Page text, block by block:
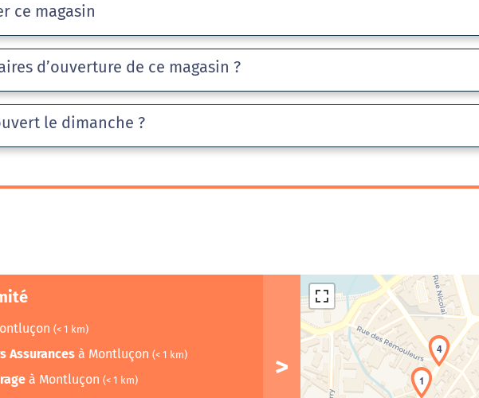
ce magasin
d’ouverture de ce magasin ?
le dimanche ?
(< 1 km)
Assurances à Montluçon (< 1 km)
à Montluçon (< 1 km) 1
4